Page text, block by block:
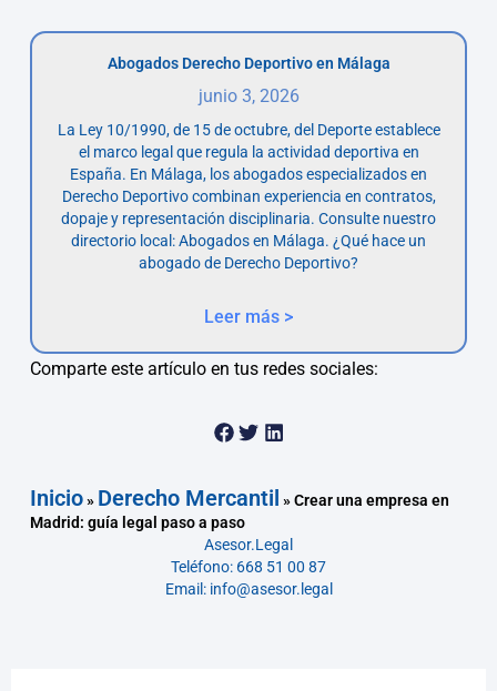
Abogados Derecho Deportivo en Málaga
junio 3, 2026
La Ley 10/1990, de 15 de octubre, del Deporte establece
el marco legal que regula la actividad deportiva en
España. En Málaga, los abogados especializados en
Derecho Deportivo combinan experiencia en contratos,
dopaje y representación disciplinaria. Consulte nuestro
directorio local: Abogados en Málaga. ¿Qué hace un
abogado de Derecho Deportivo?
Leer más >
Comparte este artículo en tus redes sociales:
Inicio» Derecho Mercantil »Crear una empresa en
Madrid: guía legal paso a paso
Asesor.Legal
Teléfono: 668 51 00 87
Email: info@asesor.legal